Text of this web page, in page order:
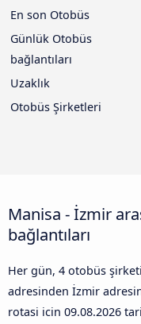
En son Otobüs
Günlük Otobüs
bağlantıları
Uzaklık
Otobüs Şirketleri
Manisa - İzmir
bağlantıları
Her gün, 4 otobüs
adresinden İzmir
rotasi icin 09.08.2026